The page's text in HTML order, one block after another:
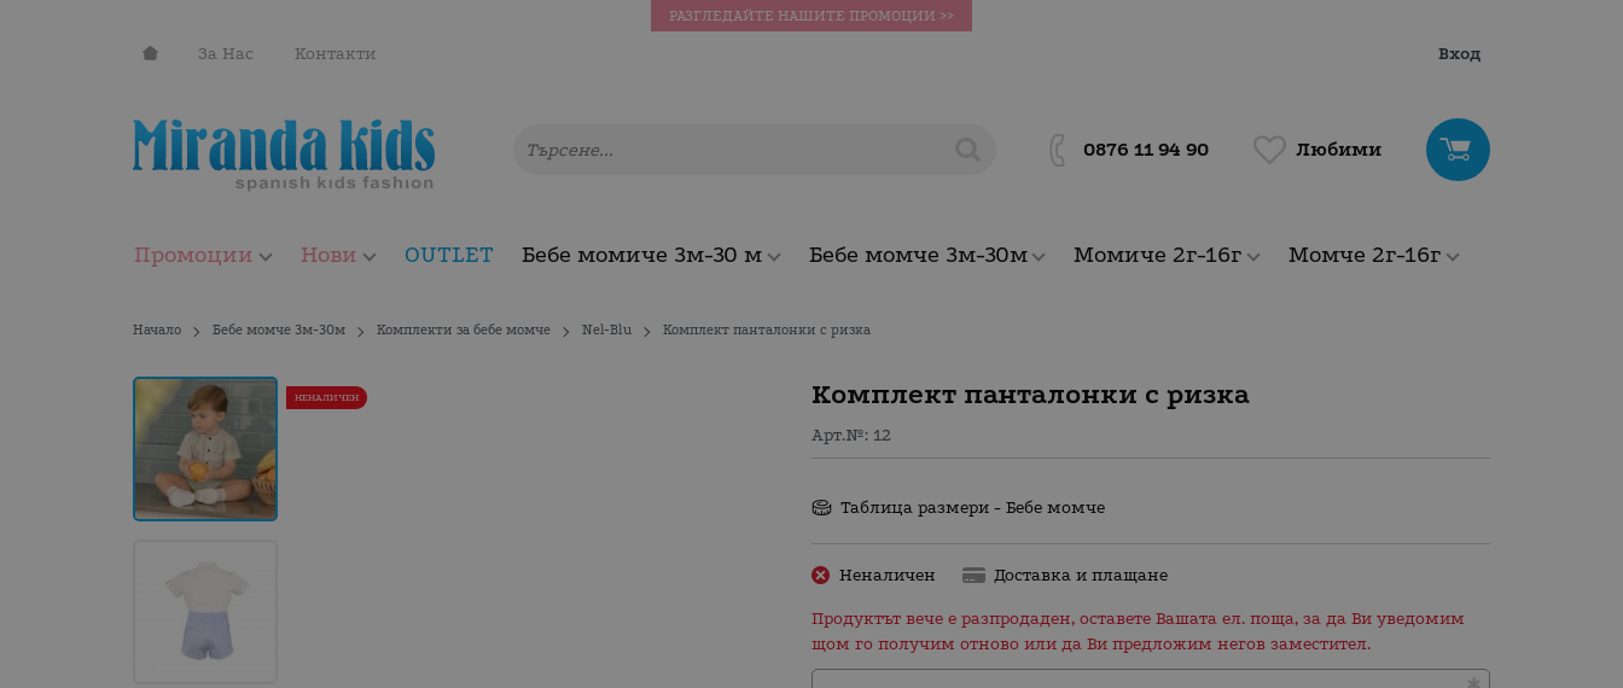
РАЗГЛЕДАЙТЕ НАШИТЕ ПРОМОЦИИ >>
За Нас Контакти Вход
0876 11 94 90 Любими
Промоции Нови OUTLET Бебе момиче 3м-30 м Бебе момче 3м-30м Момиче 2г-16г Момче 2г-16г
Начало Бебе момче 3м-30м Комплекти за бебе момче Nel-Blu Комплект панталонки с ризка
Комплект панталонки с ризка
Арт.№: 12
НЕНАЛИЧЕН
Таблица размери - Бебе момче
Неналичен Доставка и плащане
Продуктът вече е разпродаден, оставете Вашата ел. поща, за да Ви уведомим
щом го получим отново или да Ви предложим негов заместител.